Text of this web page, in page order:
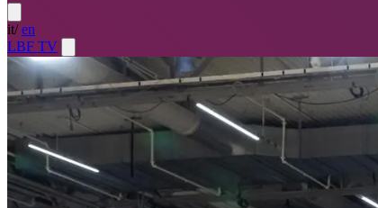
it/ en
LBF TV